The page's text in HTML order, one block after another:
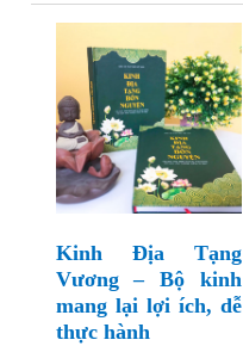
Kinh Địa Tạng
Vương – Bộ kinh
mang lại lợi ích, dễ
thực hành